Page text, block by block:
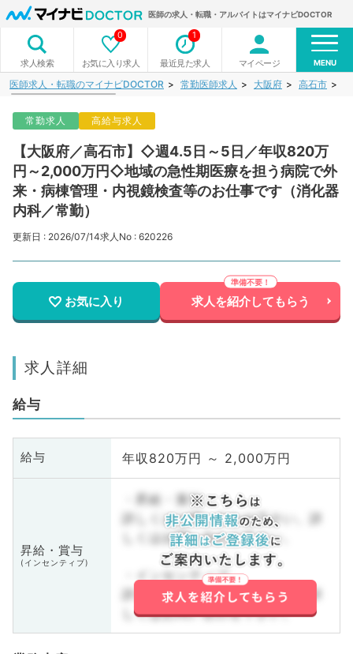
医師の求人・転職・アルバイトはマイナビDOCTOR
求人検索 お気に入り求人
0
最近見た求人
1
マイページ MENU
医師求人・転職のマイナビDOCTOR 常勤医師求人 大阪府 高石市
常勤求人 高給与求人
【大阪府／高石市】◇週4.5日～5日／年収820万
円～2,000万円◇地域の急性期医療を担う病院で外
来・病棟管理・内視鏡検査等のお仕事です（消化器
内科／常勤）
更新日 : 2026/07/14求人No : 620226
お気に入り 求人を紹介してもらう
求人詳細
給与
給与 年収820万円 ～ 2,000万円
昇給・賞与
(インセンティブ)
・昇給・賞与
詳しくはお問い合わせ下さい。詳
しくはお問い合わせ下さい。
・インセンティブ
詳しくはお問い合わせ下さい。詳
しくはお問い合わせ下さい。